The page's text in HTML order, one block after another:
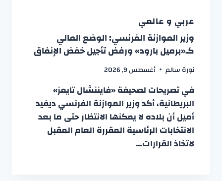
عربي و عالمي
وزير الموازنة الفرنسي: الوضع المالي
كـ«برميل بارود» ورفض تأجيل خفض الإنفاق
نورة سالم أغسطس 9, 2026
في تصريحات لصحيفة «فايننشال تايمز»
البريطانية، أكد وزير الموازنة الفرنسي ديفيد
أميل أن بلاده لا يمكنها الانتظار حتى ما بعد
الانتخابات الرئاسية المقررة العام المقبل
لاتخاذ القرارات…